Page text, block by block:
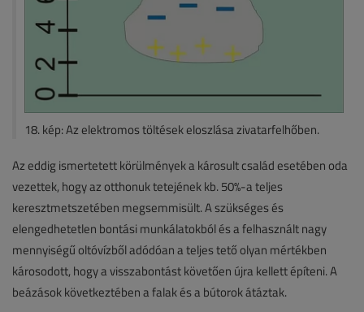
18. kép: Az elektromos töltések eloszlása zivatarfelhőben.
Az eddig ismertetett körülmények a károsult család esetében oda
vezettek, hogy az otthonuk tetejének kb. 50%-a teljes
keresztmetszetében megsemmisült. A szükséges és
elengedhetetlen bontási munkálatokból és a felhasznált nagy
mennyiségű oltóvízből adódóan a teljes tető olyan mértékben
károsodott, hogy a visszabontást követően újra kellett építeni. A
beázások következtében a falak és a bútorok átáztak.